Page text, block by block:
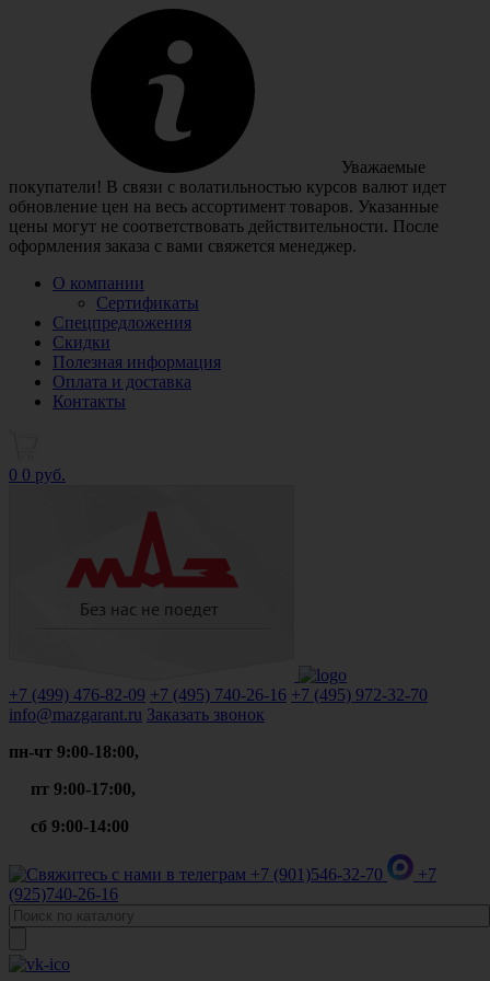
Уважаемые
покупатели! В связи с волатильностью курсов валют идет
обновление цен на весь ассортимент товаров. Указанные
цены могут не соответствовать действительности. После
оформления заказа с вами свяжется менеджер.
О компании
Сертификаты
Спецпредложения
Скидки
Полезная информация
Оплата и доставка
Контакты
0 0 руб.
+7 (499) 476-82-09 +7 (495) 740-26-16 +7 (495) 972-32-70
info@mazgarant.ru Заказать звонок
пн-чт 9:00-18:00,
пт 9:00-17:00,
сб 9:00-14:00
+7 (901)546-32-70
+7
(925)740-26-16